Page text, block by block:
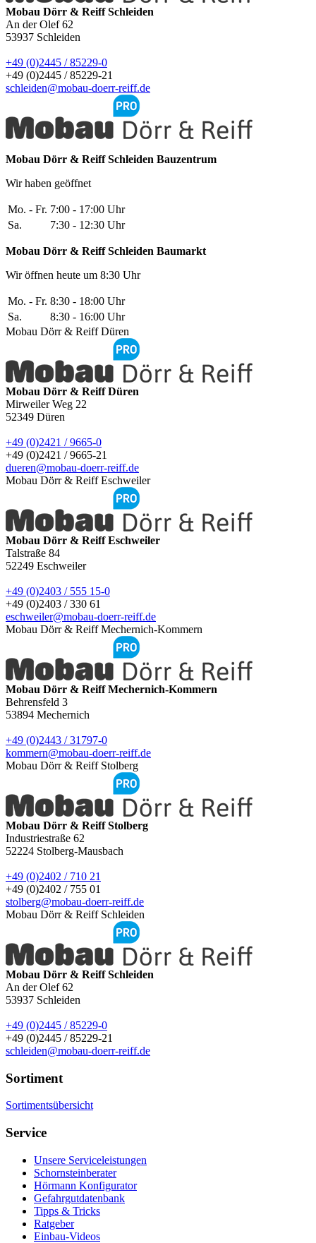
Mobau Dörr & Reiff Schleiden
An der Olef 62
53937 Schleiden
+49 (0)2445 / 85229-0
+49 (0)2445 / 85229-21
schleiden@mobau-doerr-reiff.de
Mobau Dörr & Reiff Schleiden Bauzentrum
Wir haben geöffnet
Mo. - Fr. 7:00 - 17:00 Uhr
Sa.
7:30 - 12:30 Uhr
Mobau Dörr & Reiff Schleiden Baumarkt
Wir öffnen heute um 8:30 Uhr
Mo. - Fr. 8:30 - 18:00 Uhr
Sa.
8:30 - 16:00 Uhr
Mobau Dörr & Reiff Düren
Mobau Dörr & Reiff Düren
Mirweiler Weg 22
52349 Düren
+49 (0)2421 / 9665-0
+49 (0)2421 / 9665-21
dueren@mobau-doerr-reiff.de
Mobau Dörr & Reiff Eschweiler
Mobau Dörr & Reiff Eschweiler
Talstraße 84
52249 Eschweiler
+49 (0)2403 / 555 15-0
+49 (0)2403 / 330 61
eschweiler@mobau-doerr-reiff.de
Mobau Dörr & Reiff Mechernich-Kommern
Mobau Dörr & Reiff Mechernich-Kommern
Behrensfeld 3
53894 Mechernich
+49 (0)2443 / 31797-0
kommern@mobau-doerr-reiff.de
Mobau Dörr & Reiff Stolberg
Mobau Dörr & Reiff Stolberg
Industriestraße 62
52224 Stolberg-Mausbach
+49 (0)2402 / 710 21
+49 (0)2402 / 755 01
stolberg@mobau-doerr-reiff.de
Mobau Dörr & Reiff Schleiden
Mobau Dörr & Reiff Schleiden
An der Olef 62
53937 Schleiden
+49 (0)2445 / 85229-0
+49 (0)2445 / 85229-21
schleiden@mobau-doerr-reiff.de
Sortiment
Sortimentsübersicht
Service
Unsere Serviceleistungen
Schornsteinberater
Hörmann Konfigurator
Gefahrgutdatenbank
Tipps & Tricks
Ratgeber
Einbau-Videos